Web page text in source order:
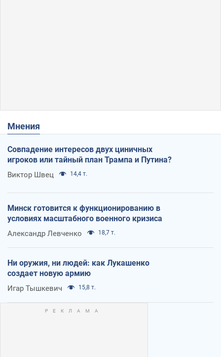
Мнения
Совпадение интересов двух циничных
игроков или тайный план Трампа и Путина?
Виктор Швец 14,4 т.
Минск готовится к функционированию в
условиях масштабного военного кризиса
Александр Левченко 18,7 т.
Ни оружия, ни людей: как Лукашенко
создает новую армию
Игар Тышкевич 15,8 т.